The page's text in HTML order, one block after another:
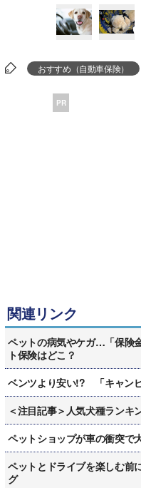
おすすめ（自動車保険）
PR
関連リンク
ペットの病気やケガ…「保険
ト保険はどこ？
ベンツより安い!? 「キャン
＜注目記事＞人気犬種ランキ
ペットショップが車の衝突
ペットとドライブを楽しむ
グ